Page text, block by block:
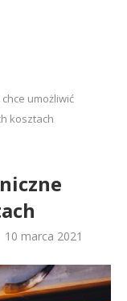
chce umożliwić
kosztach
10 marca 2021